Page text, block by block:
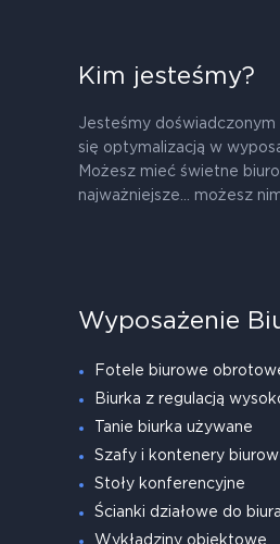
Kim jesteśmy?
Jesteśmy doświadczonym
się optymalizacją w
Możesz mieć świetne
najważniejsze... możesz
Wyposażenie
Fotele biurowe
Biurka z regulacją
Tanie biurka używane
Szafy i kontenery
Stoły konferencyjne
Ścianki działowe do biura
Wykładziny obiektowe